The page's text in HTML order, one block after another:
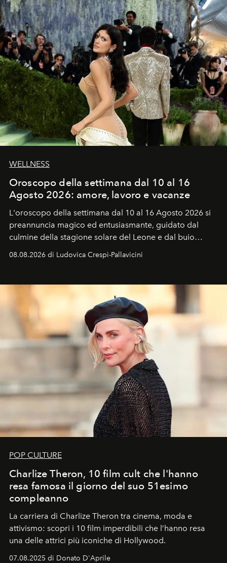
WELLNESS
Oroscopo della settimana dal 10 al 16
Agosto 2026: amore, lavoro e vacanze
L'oroscopo della settimana dal 10 al 16 Agosto 2026 si
preannuncia magico ed entusiasmante, guidato dal
culmine della stagione solare del Leone e dal buio
ideale per la notte delle Perseidi.
08.08.2026 di Ludovica Crespi-Pallavicini
POP CULTURE
Charlize Theron, 10 film cult che l'hanno
resa famosa il giorno del suo 51esimo
compleanno
La carriera di Charlize Theron tra cinema, moda e
attivismo: scopri i 10 film imperdibili che l’hanno resa
una delle attrici più iconiche di Hollywood.
07.08.2025 di Donato D'Aprile